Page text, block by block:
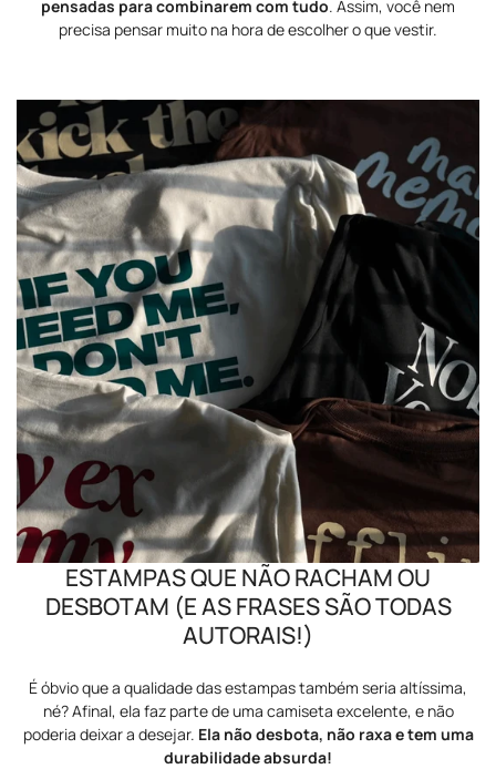
pensadas para combinarem com tudo. Assim, você nem
precisa pensar muito na hora de escolher o que vestir.
ESTAMPAS QUE NÃO RACHAM OU
DESBOTAM (E AS FRASES SÃO TODAS
AUTORAIS!)
É óbvio que a qualidade das estampas também seria altíssima,
né? Afinal, ela faz parte de uma camiseta excelente, e não
poderia deixar a desejar. Ela não desbota, não raxa e tem uma
durabilidade absurda!